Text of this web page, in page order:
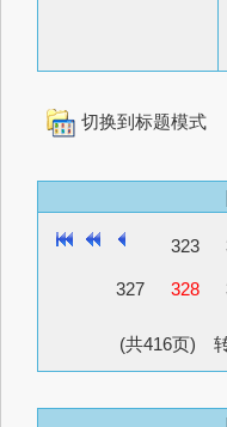
切换到标题模式
323
327 328
(共416页)